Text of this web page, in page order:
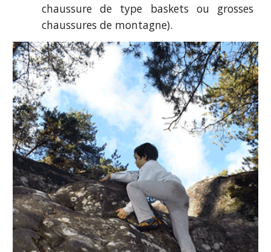
chaussure de type baskets ou grosses
chaussures de montagne).